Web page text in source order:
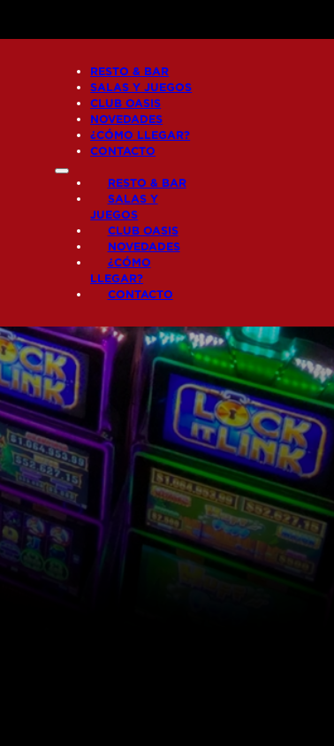
RESTO & BAR
SALAS Y JUEGOS
CLUB OASIS
NOVEDADES
¿CÓMO LLEGAR?
CONTACTO
RESTO & BAR
SALAS Y
JUEGOS
CLUB OASIS
NOVEDADES
¿CÓMO
LLEGAR?
CONTACTO